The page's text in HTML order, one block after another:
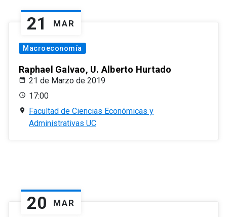
21 MAR
Macroeconomía
Raphael Galvao, U. Alberto Hurtado
21 de Marzo de 2019
17:00
Facultad de Ciencias Económicas y
Administrativas UC
20 MAR